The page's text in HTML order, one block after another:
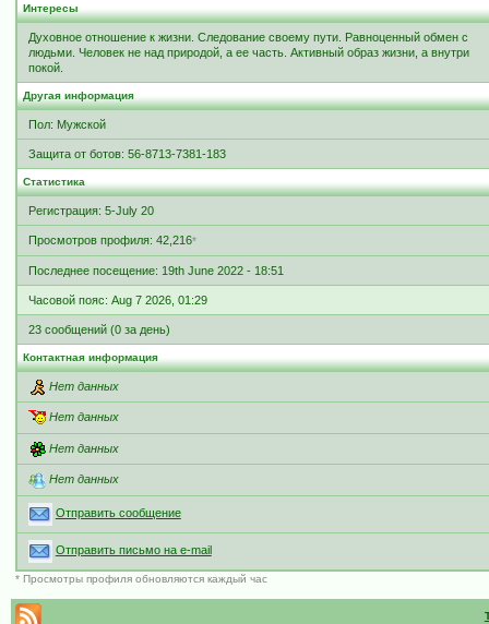
Интересы
Духовное отношение к жизни. Следование своему пути. Равноценный обмен с
людьми. Человек не над природой, а ее часть. Активный образ жизни, а внутри
покой.
Другая информация
Пол: Мужской
Защита от ботов: 56-8713-7381-183
Статистика
Регистрация: 5-July 20
Просмотров профиля: 42,216*
Последнее посещение: 19th June 2022 - 18:51
Часовой пояс: Aug 7 2026, 01:29
23 сообщений (0 за день)
Контактная информация
Нет данных
Нет данных
Нет данных
Нет данных
Отправить сообщение
Отправить письмо на e-mail
* Просмотры профиля обновляются каждый час